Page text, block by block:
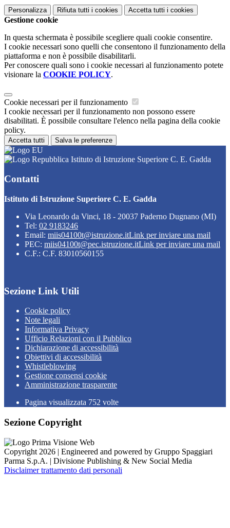
Personalizza Rifiuta tutti i cookies Accetta tutti i cookies
Gestione cookie
In questa schermata è possibile scegliere quali cookie consentire.
I cookie necessari sono quelli che consentono il funzionamento della
piattaforma e non è possibile disabilitarli.
Per conoscere quali sono i cookie necessari al funzionamento potete
visionare la COOKIE POLICY.
Cookie necessari per il funzionamento
I cookie necessari per il funzionamento non possono essere
disabilitati. È possibile consultare l'elenco nella pagina della cookie
policy.
Accetta tutti Salva le preferenze
Istituto di Istruzione Superiore C. E. Gadda
Contatti
Istituto di Istruzione Superiore C. E. Gadda
Via Leonardo da Vinci, 18 - 20037 Paderno Dugnano (MI)
Tel: 02 9183246
Email: miis04100t@istruzione.itLink per inviare una mail
PEC: miis04100t@pec.istruzione.itLink per inviare una mail
C.F.: C.F. 83010560155
Sezione Link Utili
Cookie policy
Note legali
Informativa Privacy
Ufficio Relazioni con il Pubblico
Dichiarazione di accessibilità
Obiettivi di accessibilità
Whistleblowing
Gestione consensi cookie
Amministrazione trasparente
Pagina visualizzata 752 volte
Sezione Copyright
Copyright 2026 | Engineered and powered by Gruppo Spaggiari
Parma S.p.A. | Divisione Publishing & New Social Media
Disclaimer trattamento dati personali